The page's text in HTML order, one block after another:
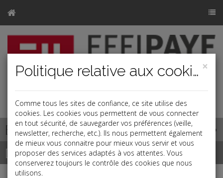
Base documentaire
Dépêches
×
Politique relative aux cookies
Comme tous les sites de confiance, ce site utilise des
cookies. Les cookies vous permettent de vous connecter
en tout sécurité, de sauvegarder vos préférences (veille,
newsletter, recherche, etc.). Ils nous permettent également
de mieux vous connaitre pour mieux vous servir et vous
proposer des services adaptés à vos attentes. Vous
conserverez toujours le contrôle des cookies que nous
utilisons.